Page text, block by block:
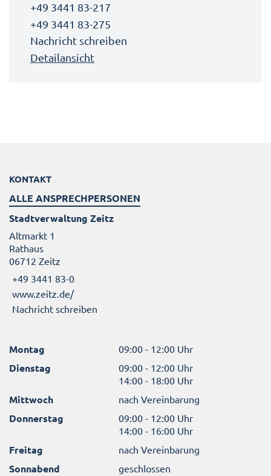
+49 3441 83-217
+49 3441 83-275
Nachricht schreiben
Detailansicht
KONTAKT
ALLE ANSPRECHPERSONEN
Stadtverwaltung Zeitz
Altmarkt 1
Rathaus
06712 Zeitz
+49 3441 83-0
www.zeitz.de/
Nachricht schreiben
Montag 09:00 - 12:00 Uhr
Dienstag
09:00 - 12:00 Uhr
14:00 - 18:00 Uhr
Mittwoch nach Vereinbarung
Donnerstag
09:00 - 12:00 Uhr
14:00 - 16:00 Uhr
Freitag nach Vereinbarung
Sonnabend geschlossen